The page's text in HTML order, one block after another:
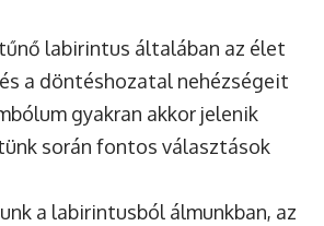
labirintus általában az élet
a döntéshozatal nehézségeit
gyakran akkor jelenik
során fontos választások
a labirintusból álmunkban, az